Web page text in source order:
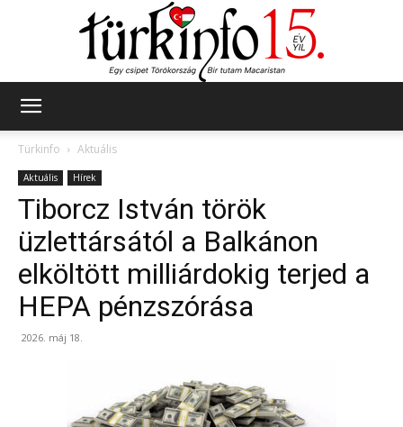
Türkinfo
Aktuális
Aktuális Hírek
Tiborcz István török
üzlettársától a Balkánon
elköltött milliárdokig terjed a
HEPA pénzszórása
2026. máj 18.